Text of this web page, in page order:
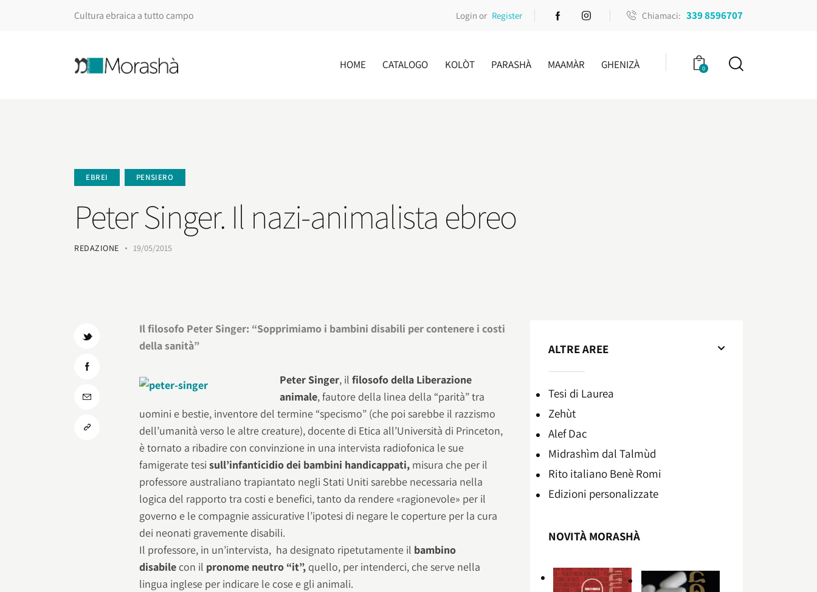
Cultura ebraica a tutto campo Login or Register Chiamaci: 339 8596707
HOME CATALOGO KOLÒT PARASHÀ MAAMÀR GHENIZÀ 0
EBREI PENSIERO
Peter Singer. Il nazi-animalista ebreo
REDAZIONE 19/05/2015
Il filosofo Peter Singer: “Sopprimiamo i bambini disabili per contenere i costi
della sanità”
Peter Singer, ilfilosofo della Liberazione
animale, fautore della linea della “parità” tra
uomini e bestie, inventore del termine “specismo” (che poi sarebbe il razzismo
dell’umanità verso le altre creature), docente di Etica all’Università di Princeton,
è tornato a ribadire con convinzione in una intervista radiofonica le sue
famigerate tesisull’infanticidio dei bambini handicappati, misura che per il
professore australiano trapiantato negli Stati Uniti sarebbe necessaria nella
logica del rapporto tra costi e benefici, tanto da rendere «ragionevole» per il
governo e le compagnie assicurative l’ipotesi di negare le coperture per la cura
dei neonati gravemente disabili.
Il professore, in un’intervista, ha designato ripetutamente il bambino
disabile con il pronome neutro “it”, quello, per intenderci, che serve nella
lingua inglese per indicare le cose e gli animali.
ALTRE AREE
Tesi di Laurea
Zehùt
Alef Dac
Midrashìm dal Talmùd
Rito italiano Benè Romi​
Edizioni personalizzate
NOVITÀ MORASHÀ